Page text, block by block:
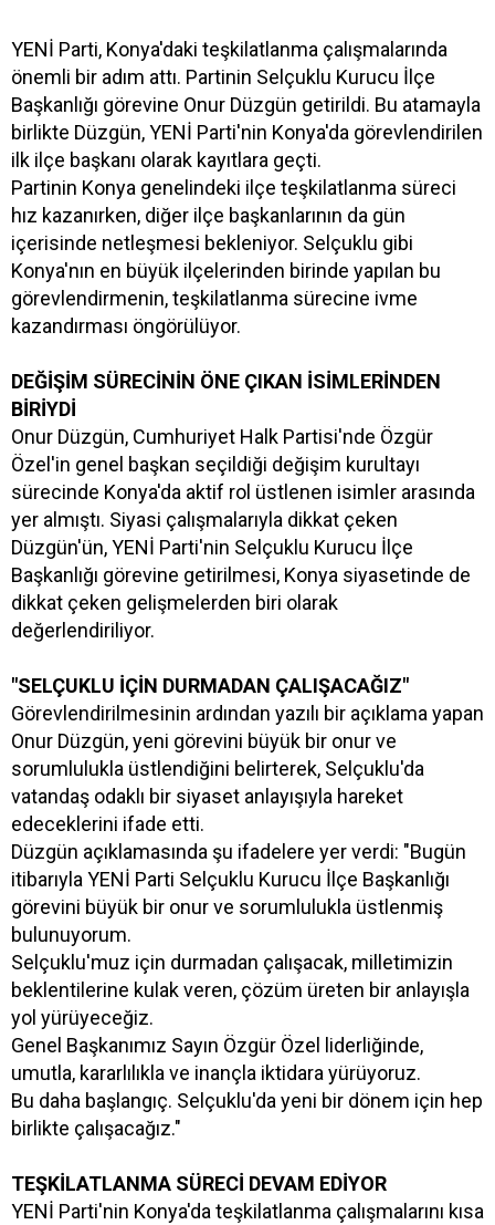
YENİ Parti, Konya'daki teşkilatlanma çalışmalarında
önemli bir adım attı. Partinin Selçuklu Kurucu İlçe
Başkanlığı görevine Onur Düzgün getirildi. Bu atamayla
birlikte Düzgün, YENİ Parti'nin Konya'da görevlendirilen
ilk ilçe başkanı olarak kayıtlara geçti.
Partinin Konya genelindeki ilçe teşkilatlanma süreci
hız kazanırken, diğer ilçe başkanlarının da gün
içerisinde netleşmesi bekleniyor. Selçuklu gibi
Konya'nın en büyük ilçelerinden birinde yapılan bu
görevlendirmenin, teşkilatlanma sürecine ivme
kazandırması öngörülüyor.
DEĞİŞİM SÜRECİNİN ÖNE ÇIKAN İSİMLERİNDEN
BİRİYDİ
Onur Düzgün, Cumhuriyet Halk Partisi'nde Özgür
Özel'in genel başkan seçildiği değişim kurultayı
sürecinde Konya'da aktif rol üstlenen isimler arasında
yer almıştı. Siyasi çalışmalarıyla dikkat çeken
Düzgün'ün, YENİ Parti'nin Selçuklu Kurucu İlçe
Başkanlığı görevine getirilmesi, Konya siyasetinde de
dikkat çeken gelişmelerden biri olarak
değerlendiriliyor.
"SELÇUKLU İÇİN DURMADAN ÇALIŞACAĞIZ"
Görevlendirilmesinin ardından yazılı bir açıklama yapan
Onur Düzgün, yeni görevini büyük bir onur ve
sorumlulukla üstlendiğini belirterek, Selçuklu'da
vatandaş odaklı bir siyaset anlayışıyla hareket
edeceklerini ifade etti.
Düzgün açıklamasında şu ifadelere yer verdi: "Bugün
itibarıyla YENİ Parti Selçuklu Kurucu İlçe Başkanlığı
görevini büyük bir onur ve sorumlulukla üstlenmiş
bulunuyorum.
Selçuklu'muz için durmadan çalışacak, milletimizin
beklentilerine kulak veren, çözüm üreten bir anlayışla
yol yürüyeceğiz.
Genel Başkanımız Sayın Özgür Özel liderliğinde,
umutla, kararlılıkla ve inançla iktidara yürüyoruz.
Bu daha başlangıç. Selçuklu'da yeni bir dönem için hep
birlikte çalışacağız."
TEŞKİLATLANMA SÜRECİ DEVAM EDİYOR
YENİ Parti'nin Konya'da teşkilatlanma çalışmalarını kısa